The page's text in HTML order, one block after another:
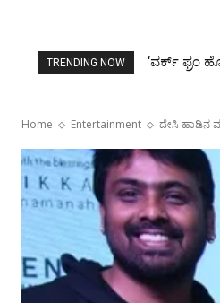
TRENDING NOW ‘ವರ್ಕ್ ಫ್ರಂ
ಮಹಿಳಾ ಟಿ20
Home Entertainment ದೇಸಿ ಹಾಡಿನ